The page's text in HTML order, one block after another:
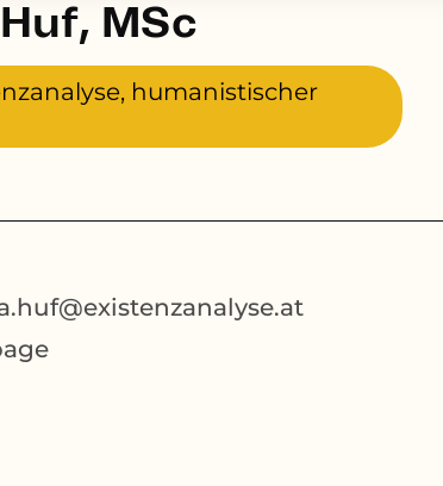
MSc
humanistischer